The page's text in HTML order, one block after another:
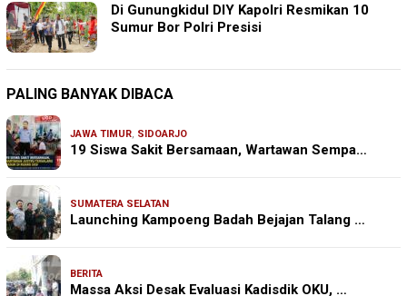
Di Gunungkidul DIY Kapolri Resmikan 10
Sumur Bor Polri Presisi
PALING BANYAK DIBACA
JAWA TIMUR, SIDOARJO
19 Siswa Sakit Bersamaan, Wartawan Sempa…
SUMATERA SELATAN
Launching Kampoeng Badah Bejajan Talang …
BERITA
Massa Aksi Desak Evaluasi Kadisdik OKU, …